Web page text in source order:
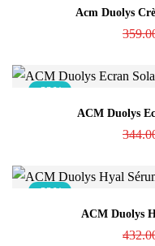
Acm Duolys
-33%
ACM Duolys
-33%
ACM Duolys